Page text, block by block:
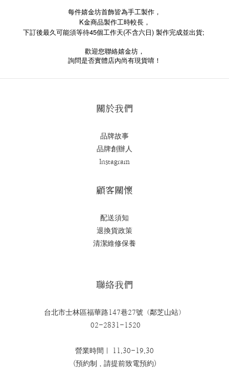
每件嬉金坊首飾皆為手工製作，
K金商品製作工時較長，
下訂後最久可能須等待45個工作天(不含六日) 製作完成並出貨;
歡迎您聯絡嬉金坊，
詢問是否實體店內尚有現貨唷！
關於我們
品牌故事
品牌創辦人
Instagram
顧客關懷
配送須知
退換貨政策
清潔維修保養
聯絡我們
台北市士林區福華路147巷27號（鄰芝山站）
02-2831-1520
營業時間｜ 11.30-19.30
(預約制，請提前致電預約)